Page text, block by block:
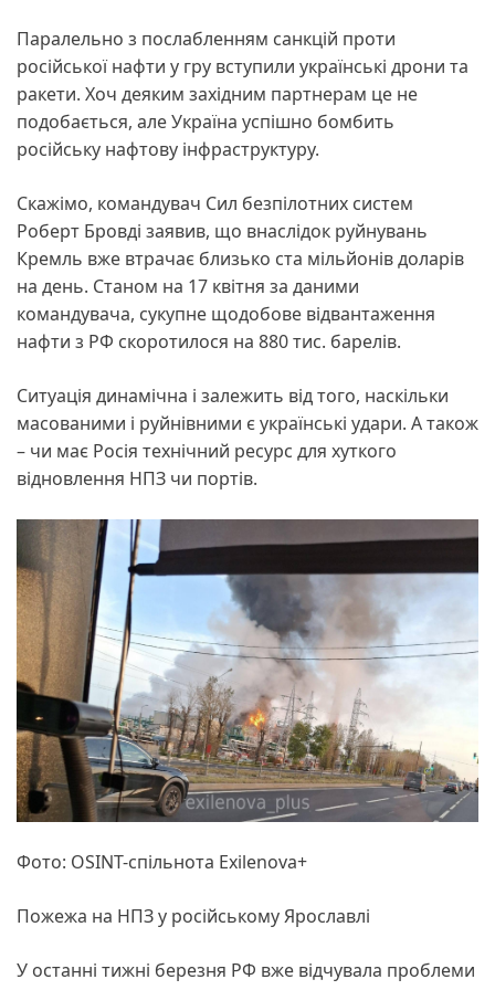
Паралельно з послабленням санкцій проти
російської нафти у гру вступили українські дрони та
ракети. Хоч деяким західним партнерам це не
подобається, але Україна успішно бомбить
російську нафтову інфраструктуру.
Скажімо, командувач Сил безпілотних систем
Роберт Бровді заявив, що внаслідок руйнувань
Кремль вже втрачає близько ста мільйонів доларів
на день. Станом на 17 квітня за даними
командувача, сукупне щодобове відвантаження
нафти з РФ скоротилося на 880 тис. барелів.
Ситуація динамічна і залежить від того, наскільки
масованими і руйнівними є українські удари. А також
– чи має Росія технічний ресурс для хуткого
відновлення НПЗ чи портів.
Фото: OSINT-спільнота Exilenova+
Пожежа на НПЗ у російському Ярославлі
У останні тижні березня РФ вже відчувала проблеми